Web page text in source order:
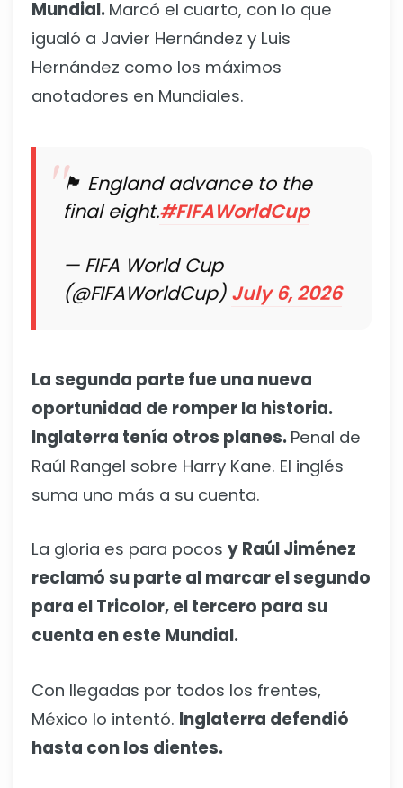
Mundial. Marcó el cuarto, con lo que
igualó a Javier Hernández y Luis
Hernández como los máximos
anotadores en Mundiales.
🏴󠁧󠁢󠁥󠁮󠁧󠁿 England advance to the
final eight.#FIFAWorldCup
— FIFA World Cup
(@FIFAWorldCup) July 6, 2026
La segunda parte fue una nueva
oportunidad de romper la historia.
Inglaterra tenía otros planes. Penal de
Raúl Rangel sobre Harry Kane. El inglés
suma uno más a su cuenta.
La gloria es para pocos y Raúl Jiménez
reclamó su parte al marcar el segundo
para el Tricolor, el tercero para su
cuenta en este Mundial.
Con llegadas por todos los frentes,
México lo intentó. Inglaterra defendió
hasta con los dientes.